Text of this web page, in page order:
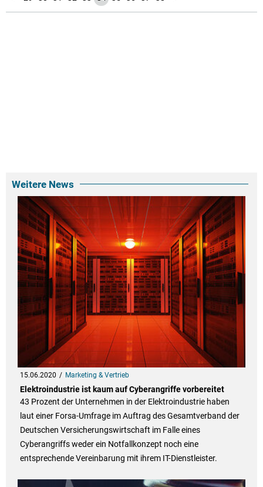
Weitere News
15.06.2020 Marketing & Vertrieb
Elektroindustrie ist kaum auf Cyberangriffe vorbereitet
43 Prozent der Unternehmen in der Elektroindustrie haben
laut einer Forsa-Umfrage im Auftrag des Gesamtverband der
Deutschen Versicherungswirtschaft im Falle eines
Cyberangriffs weder ein Notfallkonzept noch eine
entsprechende Vereinbarung mit ihrem IT-Dienstleister.